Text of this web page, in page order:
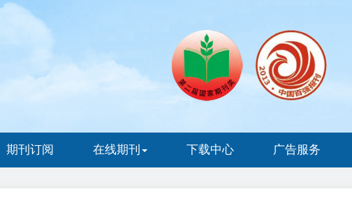
期刊订阅 在线期刊 下载中心 广告服务